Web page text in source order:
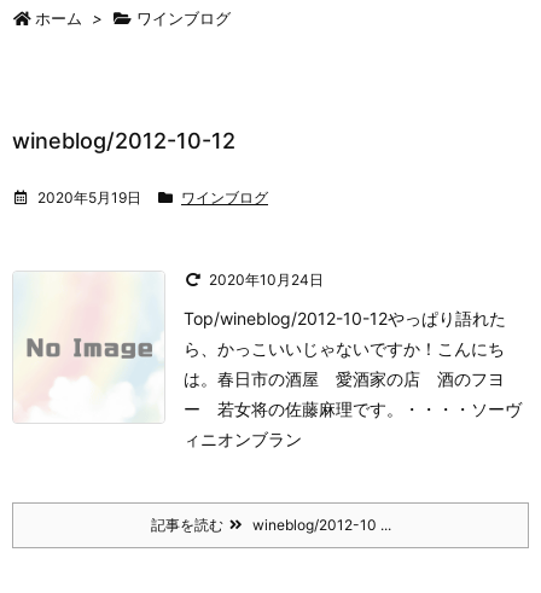
ホーム > ワインブログ
wineblog/2012-10-12
2020年5月19日 ワインブログ
2020年10月24日
Top/wineblog/2012-10-12やっぱり語れた
ら、かっこいいじゃないですか！ こんにち
は。春日市の酒屋 愛酒家の店 酒のフヨ
ー 若女将の佐藤麻理です。
・・・・ ソーヴ
ィニオンブラン
記事を読む wineblog/2012-10 ...